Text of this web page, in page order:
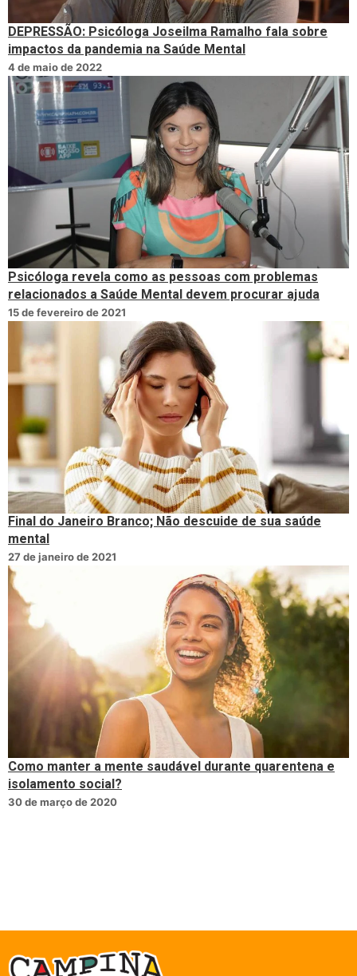
DEPRESSÃO: Psicóloga Joseilma Ramalho fala sobre
impactos da pandemia na Saúde Mental
4 de maio de 2022
Psicóloga revela como as pessoas com problemas
relacionados a Saúde Mental devem procurar ajuda
15 de fevereiro de 2021
Final do Janeiro Branco; Não descuide de sua saúde
mental
27 de janeiro de 2021
Como manter a mente saudável durante quarentena e
isolamento social?
30 de março de 2020